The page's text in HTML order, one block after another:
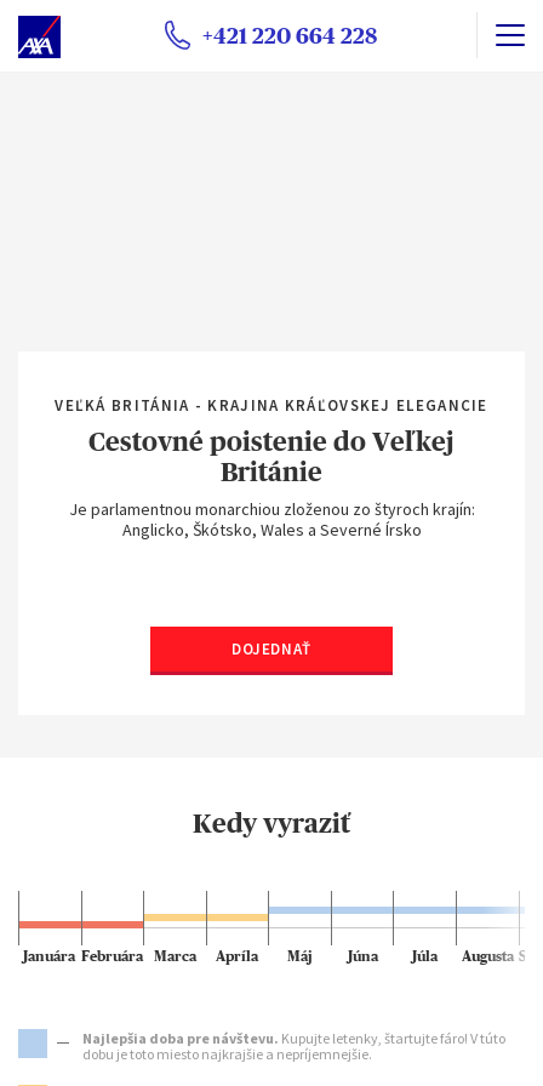
+421 220 664 228
VEĽKÁ BRITÁNIA - KRAJINA KRÁĽOVSKEJ ELEGANCIE
Cestovné poistenie do Veľkej
Británie
Je parlamentnou monarchiou zloženou zo štyroch krajín:
Anglicko, Škótsko, Wales a Severné Írsko
DOJEDNAŤ
Kedy vyraziť
Januára Februára Marca Apríla Máj Júna Júla Augusta
Najlepšia doba pre návštevu. Kupujte letenky, štartujte fáro! V túto
dobu je toto miesto najkrajšie a nepríjemnejšie.
Počas prehliadania webovej stránky sa vypúšťajú